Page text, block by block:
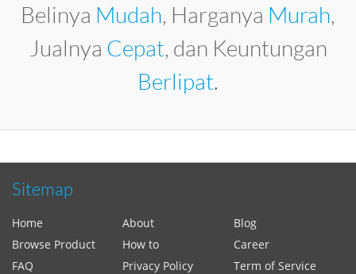
Belinya Mudah, Harganya Murah,
Jualnya Cepat, dan Keuntungan
Berlipat.
Sitemap
Home About
Blog
Browse Product
How to
Career
FAQ
Privacy Policy
Term of Service